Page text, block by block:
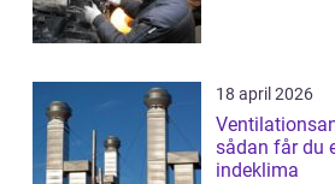
18 april 2026
sådan får du
indeklima